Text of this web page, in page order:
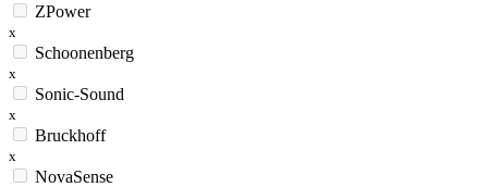
ZPower
x
Schoonenberg
x
Sonic-Sound
x
Bruckhoff
x
NovaSense